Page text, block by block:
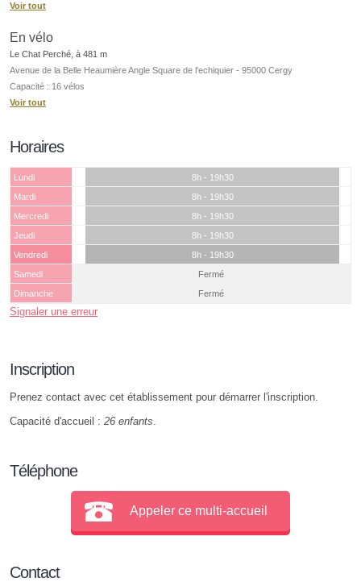
Voir tout
En vélo
Le Chat Perché, à 481 m
Avenue de la Belle Heaumière Angle Square de l'echiquier - 95000 Cergy
Capacité : 16 vélos
Voir tout
Horaires
Lundi
8h - 19h30
Mardi
8h - 19h30
Mercredi
8h - 19h30
Jeudi
8h - 19h30
Vendredi
8h - 19h30
Samedi
Fermé
Dimanche
Fermé
Signaler une erreur
Inscription
Prenez contact avec cet établissement pour démarrer l'inscription.
Capacité d'accueil : 26 enfants
Téléphone
Appeler ce multi-accueil
Contact